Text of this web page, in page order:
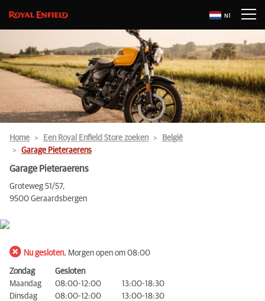
Nl
Home Een Royal Enfield Store zoeken
België
Garage Pieteraerens
Garage Pieteraerens
Groteweg 51/57,
9500 Geraardsbergen
Nu gesloten. Morgen open om 08:00
Zondag
Gesloten
Maandag
08:00-12:00
13:00-18:30
Dinsdag
08:00-12:00
13:00-18:30